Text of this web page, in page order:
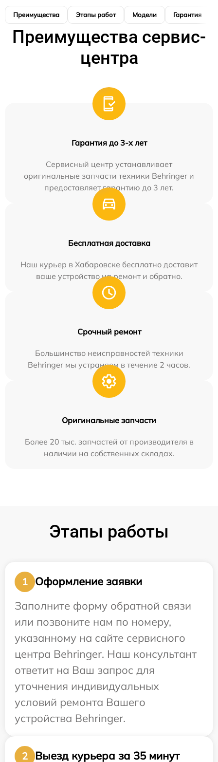
Преимущества Этапы работ Модели Гарантия
Преимущества сервис-
центра
Гарантия до 3-х лет
Сервисный центр устанавливает
оригинальные запчасти техники Behringer и
предоставляет гарантию до 3 лет.
Бесплатная доставка
Наш курьер в Хабаровске бесплатно доставит
ваше устройство на ремонт и обратно.
Срочный ремонт
Большинство неисправностей техники
Behringer мы устраняем в течение 2 часов.
Оригинальные запчасти
Более 20 тыс. запчастей от производителя в
наличии на собственных складах.
Этапы работы
1
Оформление заявки
Заполните форму обратной связи
или позвоните нам по номеру,
указанному на сайте сервисного
центра Behringer. Наш консультант
ответит на Ваш запрос для
уточнения индивидуальных
условий ремонта Вашего
устройства Behringer.
2 Выезд курьера за 35 минут